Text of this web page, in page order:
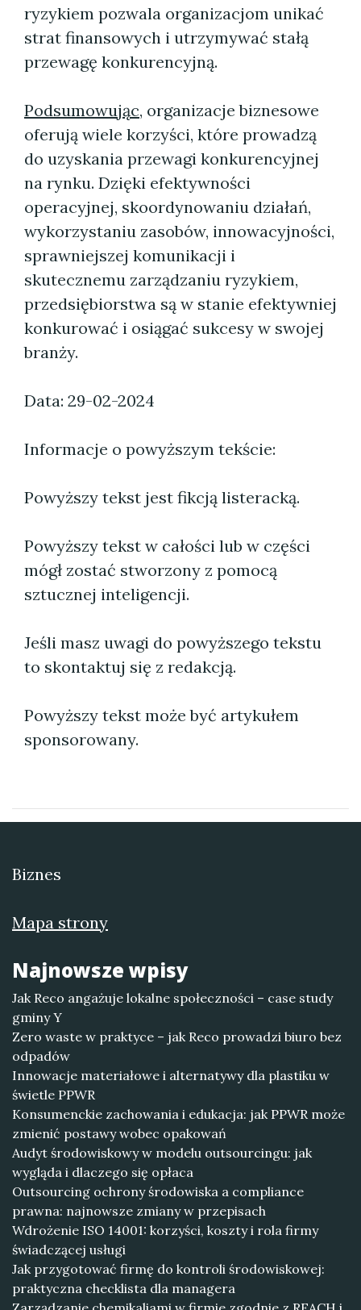
ryzykiem pozwala organizacjom unikać
strat finansowych i utrzymywać stałą
przewagę konkurencyjną.
Podsumowując, organizacje biznesowe
oferują wiele korzyści, które prowadzą
do uzyskania przewagi konkurencyjnej
na rynku. Dzięki efektywności
operacyjnej, skoordynowaniu działań,
wykorzystaniu zasobów, innowacyjności,
sprawniejszej komunikacji i
skutecznemu zarządzaniu ryzykiem,
przedsiębiorstwa są w stanie efektywniej
konkurować i osiągać sukcesy w swojej
branży.
Data: 29-02-2024
Informacje o powyższym tekście:
Powyższy tekst jest fikcją listeracką.
Powyższy tekst w całości lub w części
mógł zostać stworzony z pomocą
sztucznej inteligencji.
Jeśli masz uwagi do powyższego tekstu
to skontaktuj się z redakcją.
Powyższy tekst może być artykułem
sponsorowany.
Biznes
Mapa strony
Najnowsze wpisy
Jak Reco angażuje lokalne społeczności – case study
gminy Y
Zero waste w praktyce – jak Reco prowadzi biuro bez
odpadów
Innowacje materiałowe i alternatywy dla plastiku w
świetle PPWR
Konsumenckie zachowania i edukacja: jak PPWR może
zmienić postawy wobec opakowań
Audyt środowiskowy w modelu outsourcingu: jak
wygląda i dlaczego się opłaca
Outsourcing ochrony środowiska a compliance
prawna: najnowsze zmiany w przepisach
Wdrożenie ISO 14001: korzyści, koszty i rola firmy
świadczącej usługi
Jak przygotować firmę do kontroli środowiskowej:
praktyczna checklista dla managera